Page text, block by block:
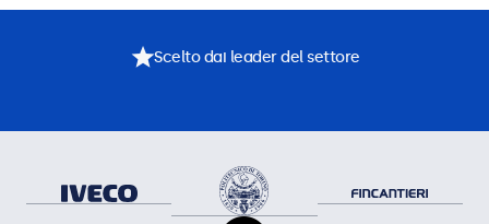
Scelto dai leader del settore